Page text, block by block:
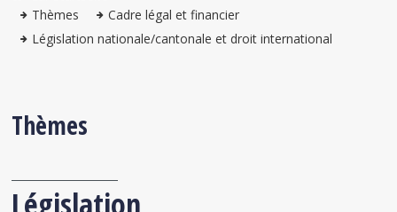
Thèmes
Cadre légal et financier
Législation nationale/cantonale et droit international
Thèmes